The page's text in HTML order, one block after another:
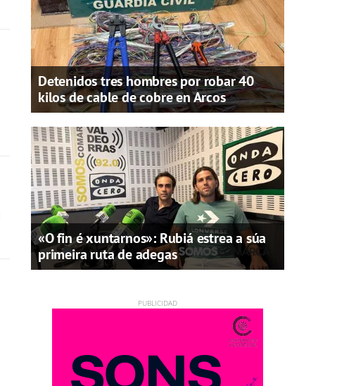
Detenidos tres hombres por robar 40
kilos de cable de cobre en Arcos
«O fin é xuntarnos»: Rubiá estrea a súa
primeira ruta de adegas